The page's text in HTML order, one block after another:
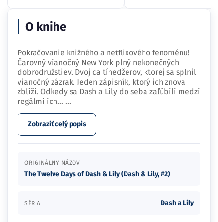
O knihe
Pokračovanie knižného a netflixového fenoménu!
Čarovný vianočný New York plný nekonečných
dobrodružstiev. Dvojica tínedžerov, ktorej sa splnil
vianočný zázrak. Jeden zápisník, ktorý ich znova
zblíži. Odkedy sa Dash a Lily do seba zaľúbili medzi
regálmi ich… ...
Zobraziť celý popis
ORIGINÁLNY NÁZOV
The Twelve Days of Dash & Lily (Dash & Lily, #2)
SÉRIA Dash a Lily